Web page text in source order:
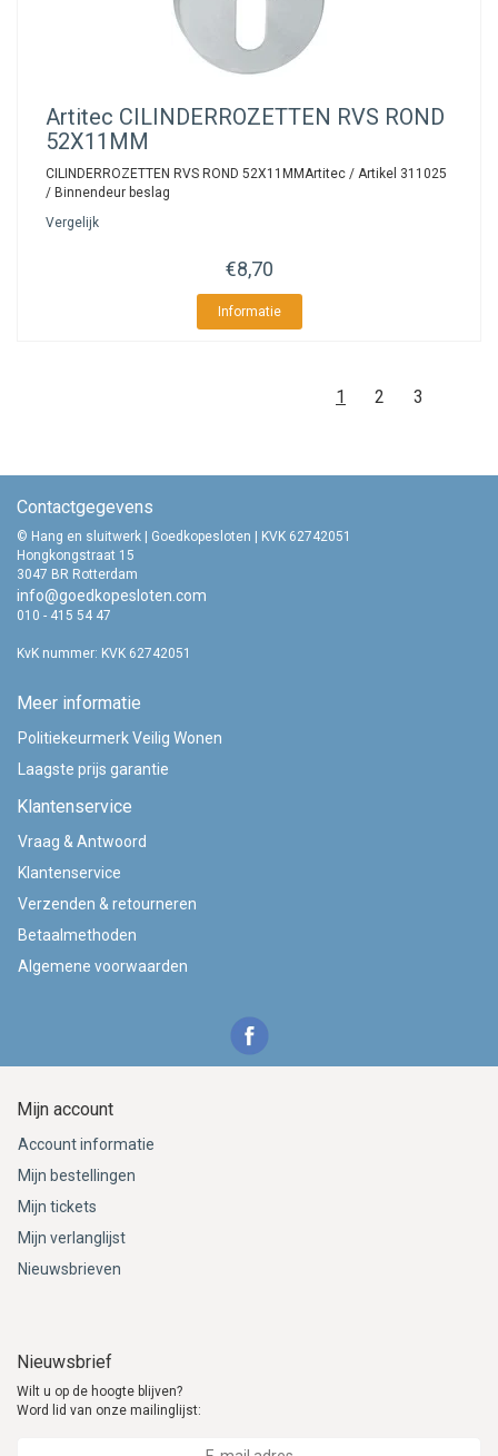
Artitec CILINDERROZETTEN RVS ROND
52X11MM
CILINDERROZETTEN RVS ROND 52X11MMArtitec / Artikel 311025
/ Binnendeur beslag
Vergelijk
€8,70
Informatie
1 2 3
Contactgegevens
© Hang en sluitwerk | Goedkopesloten | KVK 62742051
Hongkongstraat 15
3047 BR Rotterdam
info@goedkopesloten.com
010 - 415 54 47
KvK nummer: KVK 62742051
Meer informatie
Politiekeurmerk Veilig Wonen
Laagste prijs garantie
Klantenservice
Vraag & Antwoord
Klantenservice
Verzenden & retourneren
Betaalmethoden
Algemene voorwaarden
Mijn account
Account informatie
Mijn bestellingen
Mijn tickets
Mijn verlanglijst
Nieuwsbrieven
Nieuwsbrief
Wilt u op de hoogte blijven?
Word lid van onze mailinglijst: